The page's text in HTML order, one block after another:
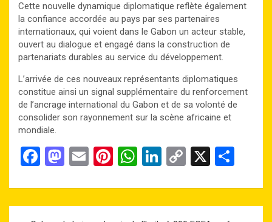
Cette nouvelle dynamique diplomatique reflète également
la confiance accordée au pays par ses partenaires
internationaux, qui voient dans le Gabon un acteur stable,
ouvert au dialogue et engagé dans la construction de
partenariats durables au service du développement.
L’arrivée de ces nouveaux représentants diplomatiques
constitue ainsi un signal supplémentaire du renforcement
de l’ancrage international du Gabon et de sa volonté de
consolider son rayonnement sur la scène africaine et
mondiale.
F
ce
b
M
st
o
E
ail
Pi
er
es
W
at
s
Li
ke
dI
C
py
Li
X
ta